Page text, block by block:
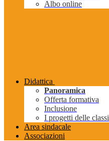
Albo online
Didattica
Panoramica
Offerta formativa
Inclusione
I progetti delle classi
Area sindacale
Associazioni